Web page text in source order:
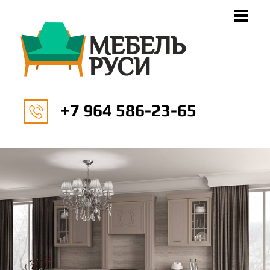
+7 964 586-23-65